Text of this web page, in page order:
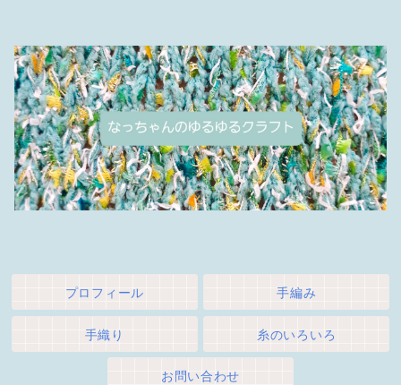
プロフィール 手編み
手織り 糸のいろいろ
お問い合わせ